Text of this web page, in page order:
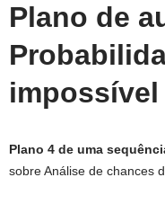
Plano de
impossível
Plano 4 de uma
sobre Análise de chances